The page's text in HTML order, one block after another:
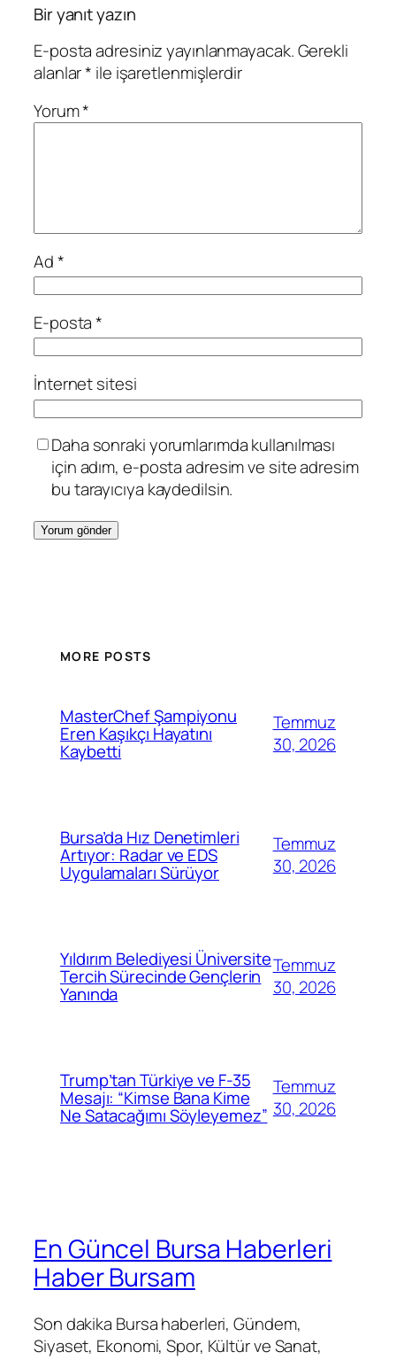
Bir yanıt yazın
E-posta adresiniz yayınlanmayacak.Gerekli
alanlar* ile işaretlenmişlerdir
Yorum*
Ad*
E-posta*
İnternet sitesi
Daha sonraki yorumlarımda kullanılması
için adım, e-posta adresim ve site adresim
bu tarayıcıya kaydedilsin.
MORE POSTS
MasterChef Şampiyonu
Eren Kaşıkçı Hayatını
Kaybetti
Temmuz
30, 2026
Bursa’da Hız Denetimleri
Artıyor: Radar ve EDS
Uygulamaları Sürüyor
Temmuz
30, 2026
Yıldırım Belediyesi Üniversite
Tercih Sürecinde Gençlerin
Yanında
Temmuz
30, 2026
Trump’tan Türkiye ve F-35
Mesajı: “Kimse Bana Kime
Ne Satacağımı Söyleyemez”
Temmuz
30, 2026
En Güncel Bursa Haberleri
Haber Bursam
Son dakika Bursa haberleri, Gündem,
Siyaset, Ekonomi, Spor, Kültür ve Sanat,